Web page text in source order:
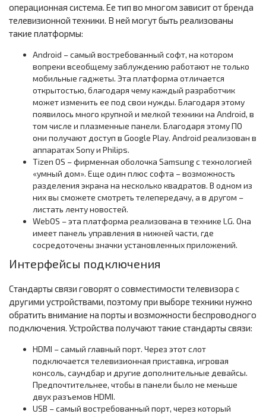
операционная система. Ее тип во многом зависит от бренда
телевизионной техники. В ней могут быть реализованы
такие платформы:
Android – самый востребованный софт, на котором
вопреки всеобщему заблуждению работают не только
мобильные гаджеты. Эта платформа отличается
открытостью, благодаря чему каждый разработчик
может изменить ее под свои нужды. Благодаря этому
появилось много крупной и мелкой техники на Android, в
том числе и плазменные панели. Благодаря этому ПО
они получают доступ в Google Play. Android реализован в
аппаратах Sony и Philips.
Tizen OS – фирменная оболочка Samsung с технологией
«умный дом». Еще один плюс софта – возможность
разделения экрана на несколько квадратов. В одном из
них вы сможете смотреть телепередачу, а в другом –
листать ленту новостей.
WebOS – эта платформа реализована в технике LG. Она
имеет панель управления в нижней части, где
сосредоточены значки установленных приложений.
Интерфейсы подключения
Стандарты связи говорят о совместимости телевизора с
другими устройствами, поэтому при выборе техники нужно
обратить внимание на порты и возможности беспроводного
подключения. Устройства получают такие стандарты связи:
HDMI – самый главный порт. Через этот слот
подключается телевизионная приставка, игровая
консоль, саундбар и другие дополнительные девайсы.
Предпочтительнее, чтобы в панели было не меньше
двух разъемов HDMI.
USB – самый востребованный порт, через который